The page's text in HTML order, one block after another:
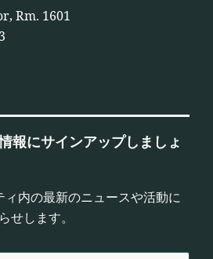
Rm. 1601
報にサインアップしましょ
内の最新のニュースや活動に
せします。